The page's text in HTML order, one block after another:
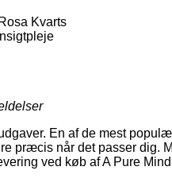
Kvarts
En af de mest
præcis når det passer dig.
ved køb af A Pure